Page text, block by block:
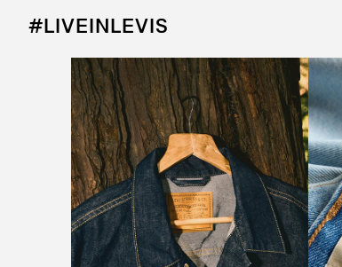
#LIVEINLEVIS